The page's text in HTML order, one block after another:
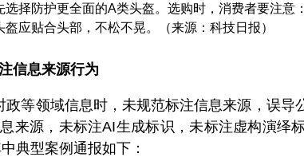
择防护更全面的A类头盔。选购时，消费者要注
应贴合头部，不松不晃。（来源：科技日报）
信息来源行为
政等领域信息时，未规范标注信息来源，误
来源，未标注AI生成标识，未标注虚构演绎
典型案例通报如下：